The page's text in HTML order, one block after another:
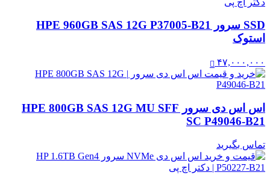
SSD سرور HPE 960GB SAS 12G P37005-B21
استوک
۴۷,۰۰۰,۰۰۰
اس اس دی سرور HPE 800GB SAS 12G MU SFF
SC P49046-B21
تماس بگیرید